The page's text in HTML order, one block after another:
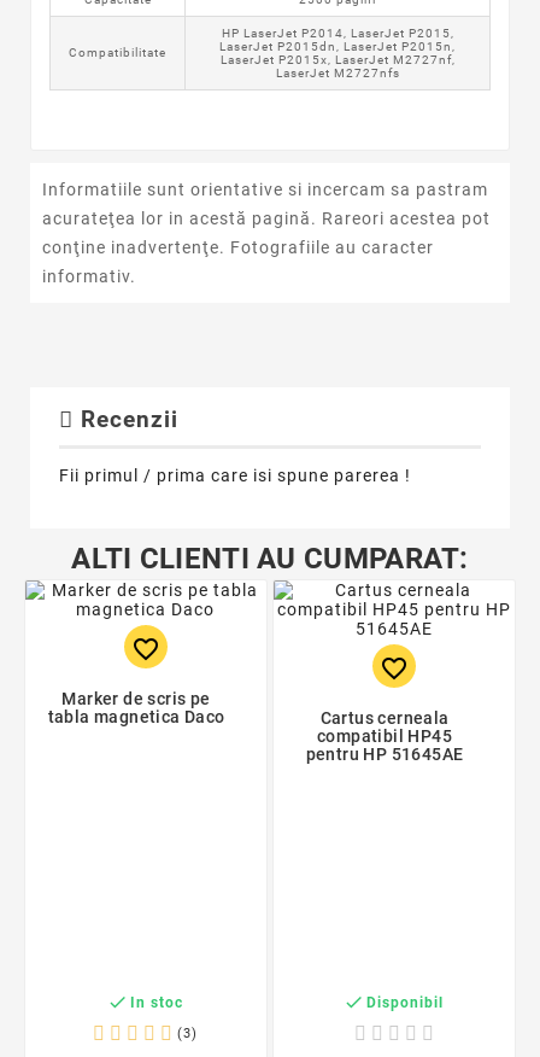
Compatibilitate
HP LaserJet P2014, LaserJet P2015,
LaserJet P2015dn, LaserJet P2015n,
LaserJet P2015x, LaserJet M2727nf,
LaserJet M2727nfs
Informatiile sunt orientative si incercam sa pastram
acurateţea lor in acestă pagină. Rareori acestea pot
conţine inadvertenţe. Fotografiile au caracter
informativ.
Recenzii
Fii primul / prima care isi spune parerea !
ALTI CLIENTI AU CUMPARAT:
favorite_border
Marker de scris pe
tabla magnetica Daco
 In stoc
(3)
favorite_border
Cartus cerneala
compatibil HP45
pentru HP 51645AE
 Disponibil